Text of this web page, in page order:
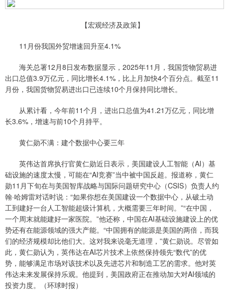
【宏观经济及政策】
11月份我国外贸增速回升至4.1%
海关总署12月8日发布数据显示，2025年11月，我国货物贸易进
出口总值3.9万亿元，同比增长4.1%，比上月加快4个百分点。截至11
月份，我国货物贸易进出口已连续10个月保持同比增长。
从累计看，今年前11个月，进出口总值为41.21万亿元，同比增
长3.6%，增速与前10个月持平。
黄仁勋不满：建个数据中心要三年
英伟达首席执行官黄仁勋近日表示，美国建设人工智能（AI）基
础设施的速度太慢，可能在“AI竞赛”当中被中国反超。报道称，黄仁
勋11月下旬在与美国智库战略与国际问题研究中心（CSIS）负责人约
翰·哈姆雷对话时说：“如果你想在美国建设一个数据中心，从破土动
工到建好一台人工智能超级计算机，大概需要三年时间。”“在中国，
一个周末就能建好一家医院。”他还称，中国在AI基础设施建设上的优
势还有在能源领域的强大产能。“中国拥有的能源是美国的两倍，而我
们的经济规模却比他们大。这对我来说毫无道理，”黄仁勋说。尽管如
此，黄仁勋认为，英伟达在AI芯片技术上依然保持领先“数代”的优
势，能够满足市场对该技术以及先进芯片和制造工艺的需求。他对英
伟达未来发展保持乐观。他提到，美国政府正在推动加大对AI领域的
投资力度。（环球时报）